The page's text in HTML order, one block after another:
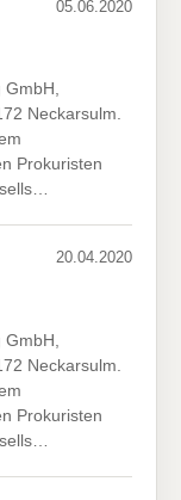
05.06.2020
GmbH,
Neckarsulm.
Prokuristen
20.04.2020
Neckarsulm.
Prokuristen